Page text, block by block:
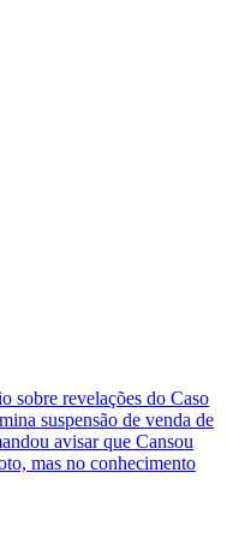
sobre revelações do Caso
suspensão de venda de
avisar que Cansou
mas no conhecimento